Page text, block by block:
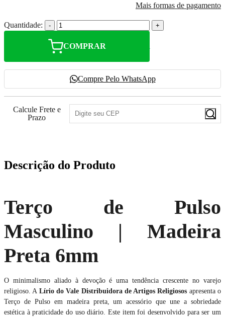
Mais formas de pagamento
Quantidade: - +
COMPRAR
Compre Pelo WhatsApp
Calcule Frete e
Prazo
Descrição do Produto
Terço de Pulso
Masculino | Madeira
Preta 6mm
O minimalismo aliado à devoção é uma tendência crescente no varejo
religioso. A Lírio do Vale Distribuidora de Artigos Religiosos apresenta o
Terço de Pulso em madeira preta, um acessório que une a sobriedade
estética à praticidade do uso diário. Este item foi desenvolvido para ser um